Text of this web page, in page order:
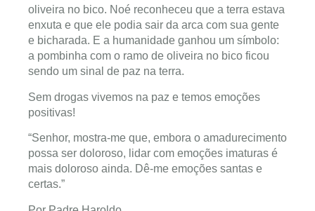
oliveira no bico. Noé reconheceu que a terra estava
enxuta e que ele podia sair da arca com sua gente
e bicharada. E a humanidade ganhou um símbolo:
a pombinha com o ramo de oliveira no bico ficou
sendo um sinal de paz na terra.
Sem drogas vivemos na paz e temos emoções
positivas!
“Senhor, mostra-me que, embora o amadurecimento
possa ser doloroso, lidar com emoções imaturas é
mais doloroso ainda. Dê-me emoções santas e
certas.”